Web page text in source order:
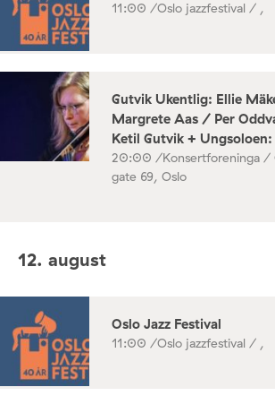
11:00 /Oslo jazzfestival / ,
Gutvik Ukentlig: Ellie
Margrete Aas / Per
Ketil Gutvik +
20:00 /Konsertforeninga /
gate 69, Oslo
12. august
Oslo Jazz Festival
11:00 /Oslo jazzfestival / ,